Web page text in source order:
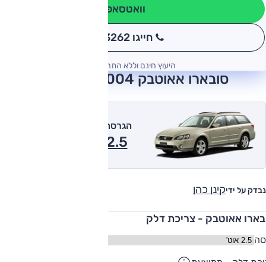
וואטסאפ
חייגו 3262
היעוץ חינם וללא התחייבות
סובארו אאוטבק 2004 חוות דעת
נבדק על ידיקינן כהן
הגרסה המומלצת של אוטו
2.5 אוט' 2004
אאוטבק - צריכת דלק